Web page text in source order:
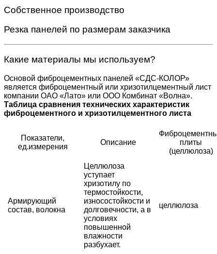
Собственное производство
Резка панелей по размерам заказчика
Какие материалы мы используем?
Основой фиброцементных панелей «СДС-КОЛОР»
является фиброцементный или хризотилцементный лист
компании ОАО «Лато» или ООО Комбинат «Волна».
Таблица сравнения технических характеристик
фиброцементного и хризотилцементного листа
Показатели,
ед.измерения
Описание
плиты
(целлюлоза)
Армирующий
состав, волокна
Целлюлоза
уступает
хризотилу по
термостойкости,
износостойкости и
долговечности, а в
условиях
повышенной
влажности
разбухает.
целлюлоза